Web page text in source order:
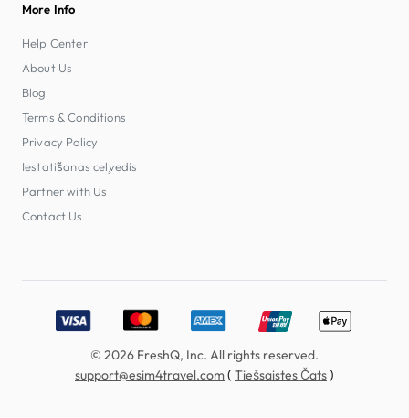
More Info
Help Center
About Us
Blog
Terms & Conditions
Privacy Policy
Iestatīšanas ceļvedis
Partner with Us
Contact Us
Accepted payment methods: Visa, MasterCard, American
© 2026 FreshQ, Inc. All rights reserved.
support@esim4travel.com( Tiešsaistes Čats)